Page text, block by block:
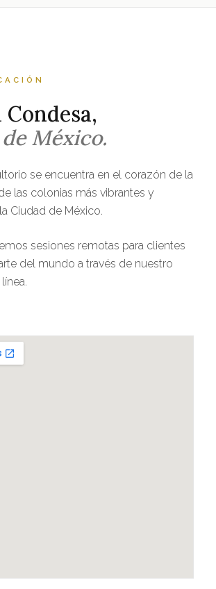
México.
se encuentra en el corazón de la
las colonias más vibrantes y
Ciudad de México.
sesiones remotas para clientes
del mundo a través de nuestro